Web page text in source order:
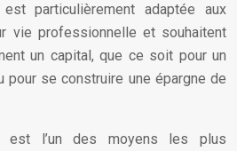
est particulièrement adaptée aux
vie professionnelle et souhaitent
un capital, que ce soit pour un
pour se construire une épargne de
est l’un des moyens les plus